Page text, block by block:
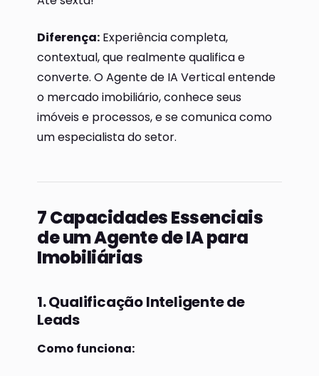
Diferença: Experiência completa,
contextual, que realmente qualifica e
converte. O Agente de IA Vertical entende
o mercado imobiliário, conhece seus
imóveis e processos, e se comunica como
um especialista do setor.
7 Capacidades Essenciais
de um Agente de IA para
Imobiliárias
1. Qualificação Inteligente de
Leads
Como funciona: